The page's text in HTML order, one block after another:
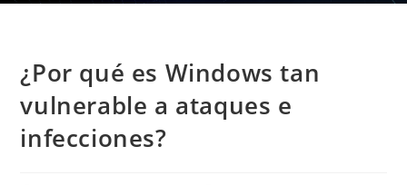
¿Por qué es Windows tan
vulnerable a ataques e
infecciones?